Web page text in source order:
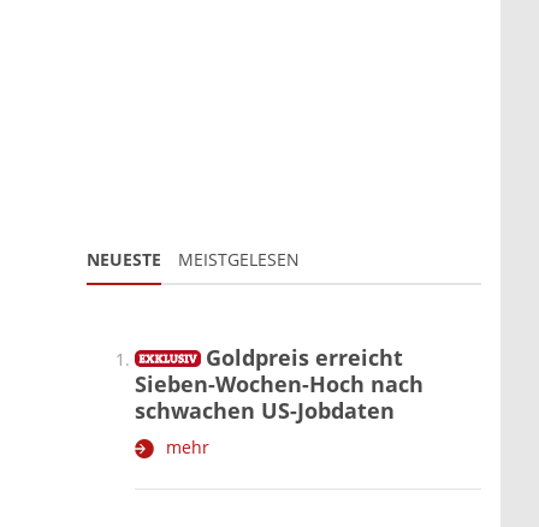
NEUESTE MEISTGELESEN
Goldpreis erreicht
Sieben-Wochen-Hoch nach
schwachen US-Jobdaten
mehr